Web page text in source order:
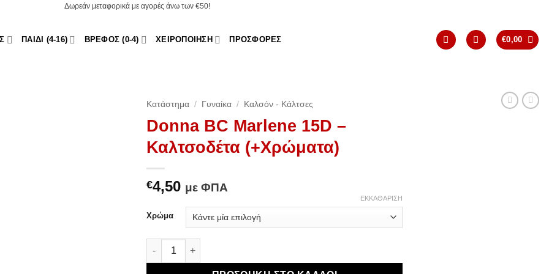
Δωρεάν μεταφορικά με αγορές άνω των €50!
ΠΑΙΔΊ (4-16) ΒΡΈΦΟΣ (0-4) ΧΕΙΡΟΠΟΊΗΣΗ ΠΡΟΣΦΟΡΈΣ €0,00
Κατάστημα / Γυναίκα / Καλσόν - Κάλτσες
Donna BC Marlene 15D –
Καλτσοδέτα (+Χρώματα)
€4,50 με ΦΠΑ
Χρώμα
ΕΚΚΑΘΆΡΙΣΗ
Donna BC Marlene 15D - Καλτσοδέτα (+Χρώματα) ποσότητα